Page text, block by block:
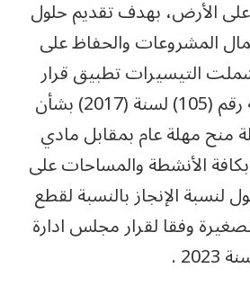
على الأرض، بهدف تقديم حلول
المشروعات والحفاظ على
التيسيرات تطبيق قرار
مجلس إدارة الهيئة رقم (105) لسنة (2017) بشأن
منح مهلة عام بمقابل مادي
الأنشطة والمساحات على
لنسبة الإنجاز بالنسبة لقطع
وفقا لقرار مجلس ادارة